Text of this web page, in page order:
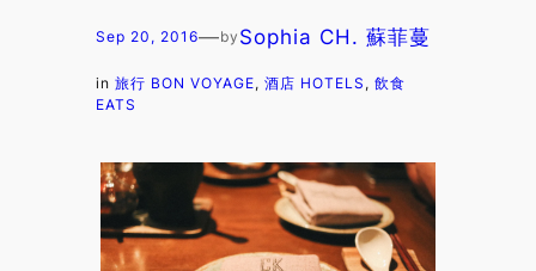
Sep 20, 2016—by Sophia CH. 蘇菲蔓
in 旅行 BON VOYAGE, 酒店 HOTELS , 飲食
EATS